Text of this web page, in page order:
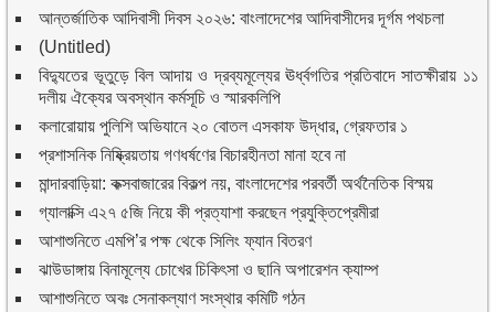
আন্তর্জাতিক আদিবাসী দিবস ২০২৬: বাংলাদেশের আদিবাসীদের দূর্গম পথচলা
(Untitled)
বিদ্যুতের ভূতুড়ে বিল আদায় ও দ্রব্যমূল্যের ঊর্ধ্বগতির প্রতিবাদে সাতক্ষীরায় ১১
দলীয় ঐক্যের অবস্থান কর্মসূচি ও স্মারকলিপি
কলারোয়ায় পুলিশি অভিযানে ২০ বোতল এসকাফ উদ্ধার, গ্রেফতার ১
প্রশাসনিক নিষ্ক্রিয়তায় গণধর্ষণের বিচারহীনতা মানা হবে না
মান্দারবাড়িয়া: কক্সবাজারের বিকল্প নয়, বাংলাদেশের পরবর্তী অর্থনৈতিক বিস্ময়
গ্যালাক্সি এ২৭ ৫জি নিয়ে কী প্রত্যাশা করছেন প্রযুক্তিপ্রেমীরা
আশাশুনিতে এমপি’র পক্ষ থেকে সিলিং ফ্যান বিতরণ
ঝাউডাঙ্গায় বিনামূল্যে চোখের চিকিৎসা ও ছানি অপারেশন ক্যাম্প
আশাশুনিতে অবঃ সেনাকল্যাণ সংস্থার কমিটি গঠন